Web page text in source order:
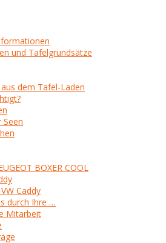
und Tafelgrundsätze
dem Tafel-Laden
Seen
BOXER COOL
Caddy
durch Ihre …
Mitarbeit